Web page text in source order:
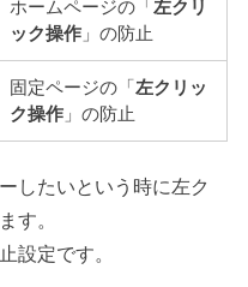
ホームページの「左クリ
ック操作 」の防止
固定ページの「左クリッ
ク操作 」の防止
したいという時に左ク
す。
設定です。